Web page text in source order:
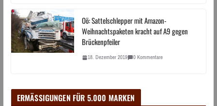
Oö: Sattelschlepper mit Amazon-
Weihnachtspaketen kracht auf A9 gegen
Brückenpfeiler
18. Dezember 2019 0 Kommentare
ERMÄSSIGUNGEN FÜR 5.000 MARKEN